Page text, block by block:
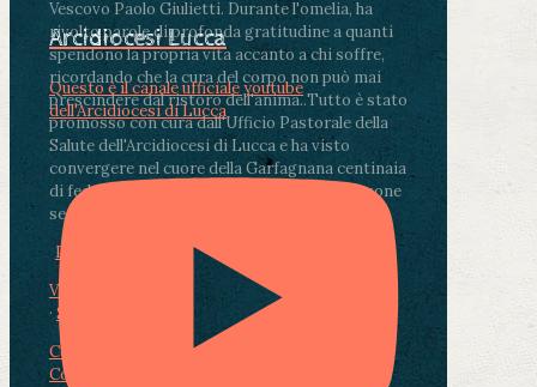
Vescovo Paolo Giulietti. Durante l'omelia, ha
rivolto parole di profonda gratitudine a quanti
spendono la propria vita accanto a chi soffre,
ricordando che la cura del corpo non può mai
prescindere dal ristoro dell'anima..Tutto è stato
promosso con cura dall'Ufficio Pastorale della
Salute dell'Arcidiocesi di Lucca e ha visto
convergere nel cuore della Garfagnana centinaia
di fedeli, operatori sanitari, volontari e persone
segnate dalla malattia.
Photo
View on Facebook
· Share
Condividi su Facebook
Condividi su LinkedIn
Arcidiocesi Lucca
Questo è il canale ufficiale youtube
dell'Arcidiocesi di Lucca